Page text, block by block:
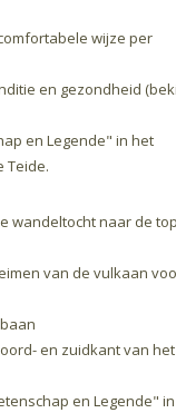
wijze per
en gezondheid
en Legende" in het
Teide.
wandeltocht naar de
van de vulkaan
en zuidkant van het
en Legende" in